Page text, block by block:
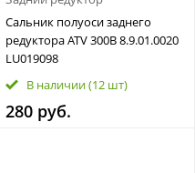
Сальник полуоси заднего
редуктора ATV 300B 8.9.01.0020
LU019098
В наличии(12 шт)
280 руб.